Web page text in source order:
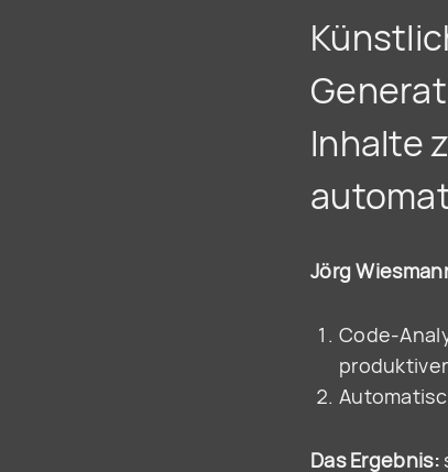
Inhalte
Jörg
Code-
Das Ergebnis: